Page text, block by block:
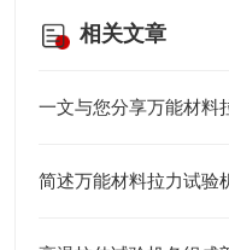
相关文章
一文与您分享万能材料
简述万能材料拉力试验